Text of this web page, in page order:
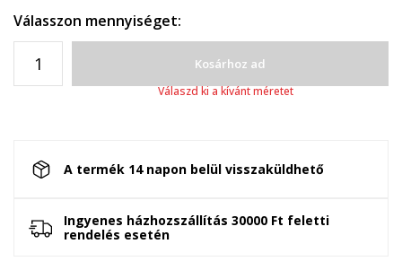
Válasszon mennyiséget:
Kosárhoz ad
Válaszd ki a kívánt méretet
A termék 14 napon belül visszaküldhető
Ingyenes házhozszállítás 30000 Ft feletti
rendelés esetén